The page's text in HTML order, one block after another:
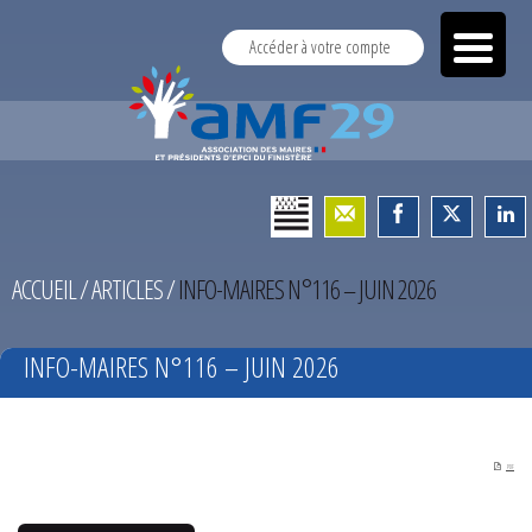
Accéder à votre compte
ACCUEIL/ARTICLES/INFO-MAIRES N°116 – JUIN 2026
INFO-MAIRES N°116 – JUIN 2026
PDF